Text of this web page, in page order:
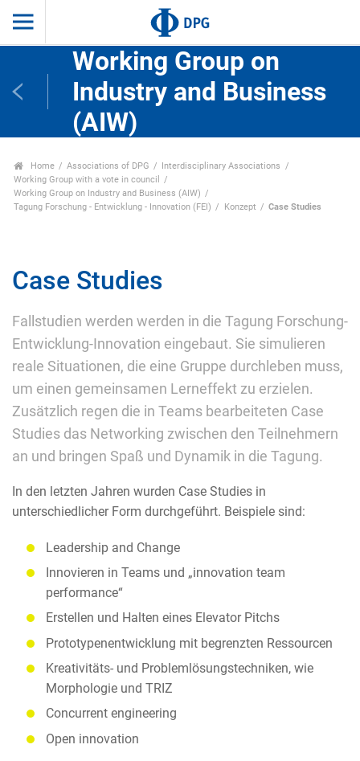
Working Group on
Industry and Business
(AIW)
Home Associations of DPG
Interdisciplinary Associations
Working Group with a vote in council
Working Group on Industry and Business (AIW)
Tagung Forschung - Entwicklung - Innovation (FEI)
Konzept Case Studies
Case Studies
Fallstudien werden werden in die Tagung Forschung-
Entwicklung-Innovation eingebaut. Sie simulieren
reale Situationen, die eine Gruppe durchleben muss,
um einen gemeinsamen Lerneffekt zu erzielen.
Zusätzlich regen die in Teams bearbeiteten Case
Studies das Networking zwischen den Teilnehmern
an und bringen Spaß und Dynamik in die Tagung.
In den letzten Jahren wurden Case Studies in
unterschiedlicher Form durchgeführt. Beispiele sind:
Leadership and Change
Innovieren in Teams und „innovation team
performance“
Erstellen und Halten eines Elevator Pitchs
Prototypenentwicklung mit begrenzten Ressourcen
Kreativitäts- und Problemlösungstechniken, wie
Morphologie und TRIZ
Concurrent engineering
Open innovation